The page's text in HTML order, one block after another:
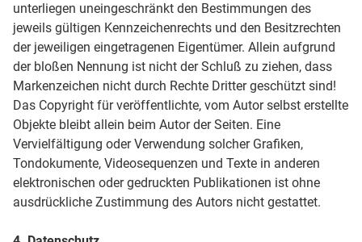
unterliegen uneingeschränkt den Bestimmungen des
jeweils gültigen Kennzeichenrechts und den Besitzrechten
der jeweiligen eingetragenen Eigentümer. Allein aufgrund
der bloßen Nennung ist nicht der Schluß zu ziehen, dass
Markenzeichen nicht durch Rechte Dritter geschützt sind!
Das Copyright für veröffentlichte, vom Autor selbst erstellte
Objekte bleibt allein beim Autor der Seiten. Eine
Vervielfältigung oder Verwendung solcher Grafiken,
Tondokumente, Videosequenzen und Texte in anderen
elektronischen oder gedruckten Publikationen ist ohne
ausdrückliche Zustimmung des Autors nicht gestattet.